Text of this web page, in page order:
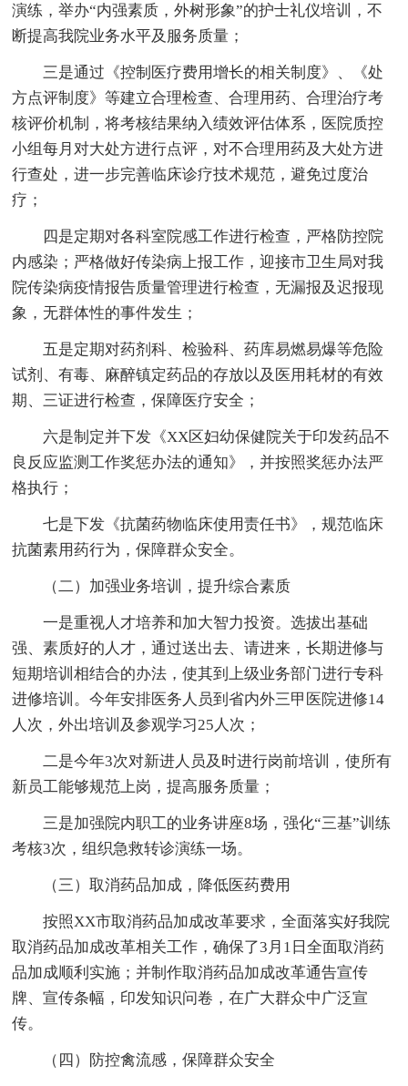
演练，举办“内强素质，外树形象”的护士礼仪培训，不
断提高我院业务水平及服务质量；
三是通过《控制医疗费用增长的相关制度》、《处
方点评制度》等建立合理检查、合理用药、合理治疗考
核评价机制，将考核结果纳入绩效评估体系，医院质控
小组每月对大处方进行点评，对不合理用药及大处方进
行查处，进一步完善临床诊疗技术规范，避免过度治
疗；
四是定期对各科室院感工作进行检查，严格防控院
内感染；严格做好传染病上报工作，迎接市卫生局对我
院传染病疫情报告质量管理进行检查，无漏报及迟报现
象，无群体性的事件发生；
五是定期对药剂科、检验科、药库易燃易爆等危险
试剂、有毒、麻醉镇定药品的存放以及医用耗材的有效
期、三证进行检查，保障医疗安全；
六是制定并下发《XX区妇幼保健院关于印发药品不
良反应监测工作奖惩办法的通知》，并按照奖惩办法严
格执行；
七是下发《抗菌药物临床使用责任书》，规范临床
抗菌素用药行为，保障群众安全。
（二）加强业务培训，提升综合素质
一是重视人才培养和加大智力投资。选拔出基础
强、素质好的人才，通过送出去、请进来，长期进修与
短期培训相结合的办法，使其到上级业务部门进行专科
进修培训。今年安排医务人员到省内外三甲医院进修14
人次，外出培训及参观学习25人次；
二是今年3次对新进人员及时进行岗前培训，使所有
新员工能够规范上岗，提高服务质量；
三是加强院内职工的业务讲座8场，强化“三基”训练
考核3次，组织急救转诊演练一场。
（三）取消药品加成，降低医药费用
按照XX市取消药品加成改革要求，全面落实好我院
取消药品加成改革相关工作，确保了3月1日全面取消药
品加成顺利实施；并制作取消药品加成改革通告宣传
牌、宣传条幅，印发知识问卷，在广大群众中广泛宣
传。
（四）防控禽流感，保障群众安全